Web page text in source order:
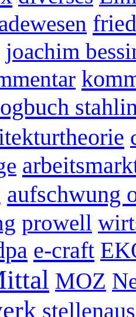
joachim
aufschwung
prowell
e-craft
MOZ